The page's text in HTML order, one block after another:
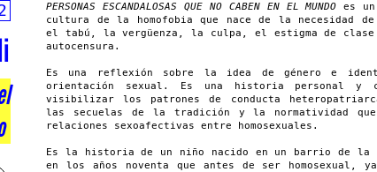
PERSONAS ESCANDALOSAS QUE NO CABEN EN EL MUNDO es
cultura de la homofobia que nace de la necesidad
el tabú, la vergüenza, la culpa, el estigma de
autocensura.
Es una reflexión sobre la idea de género e
orientación sexual. Es una historia personal y
visibilizar los patrones de conducta
las secuelas de la tradición y la normatividad que
relaciones sexoafectivas entre homosexuales.
Es la historia de un niño nacido en un barrio de la
en los años noventa que antes de ser homosexual,